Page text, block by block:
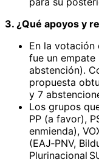
3. ¿Qué apoyos y
En la votación
fue un empate
abstención).
propuesta
y 7
Los grupos
PP (a favor),
enmienda),
(EAJ‑PNV,
Plurinacional